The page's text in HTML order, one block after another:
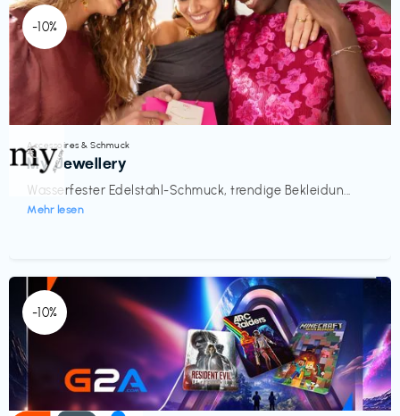
-10%
Accessoires & Schmuck
My Jewellery
Wasserfester Edelstahl-Schmuck, trendige Bekleidun...
Mehr lesen
€‎
-10%